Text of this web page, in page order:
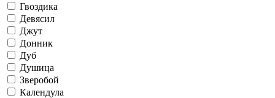
Гвоздика
Девясил
Джут
Донник
Дуб
Душица
Зверобой
Календула